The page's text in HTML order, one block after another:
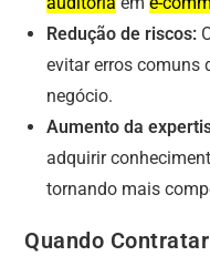
Redução de riscos:
evitar erros comuns
negócio.
Aumento da
adquirir
tornando mais
Quando